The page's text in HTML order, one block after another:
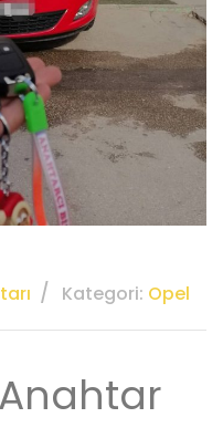
Kategori: Opel